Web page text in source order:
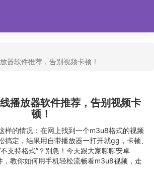
器软件推荐，告别视频卡顿！
播放器软件推荐，告别视频卡
顿！
样的情况：在网上找到一个m3u8格式的视频
搞定，结果用自带播放器一打开就gg，卡顿、
支持格式”？别急！今天跟大家聊聊安卓
教你如何用手机轻松流畅看m3u8视频，走